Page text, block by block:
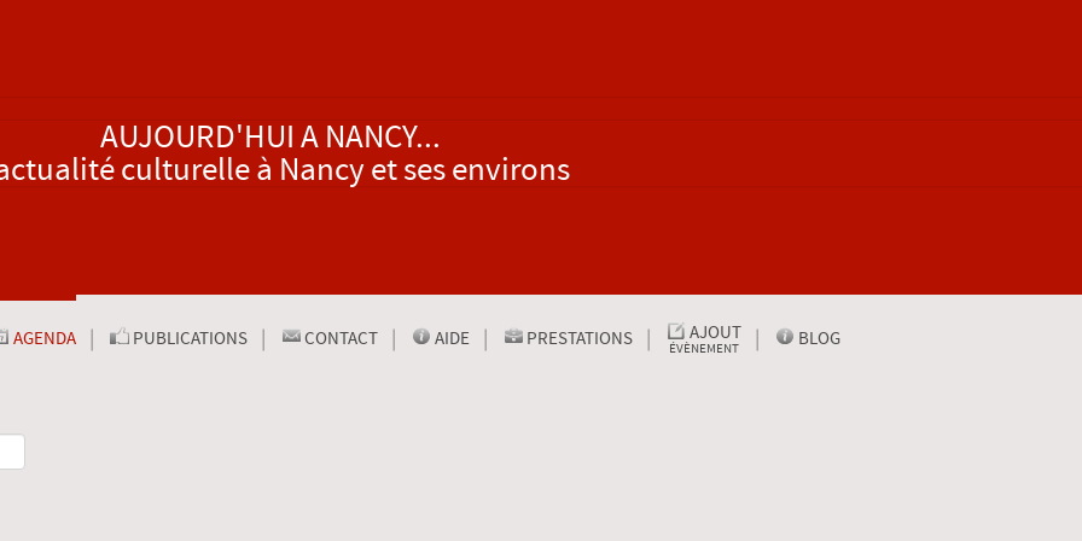
AUJOURD'HUI A NANCY...
culturelle à Nancy et ses environs
AGENDA PUBLICATIONS CONTACT AIDE PRESTATIONS AJOUT
ÉVÈNEMENT BLOG